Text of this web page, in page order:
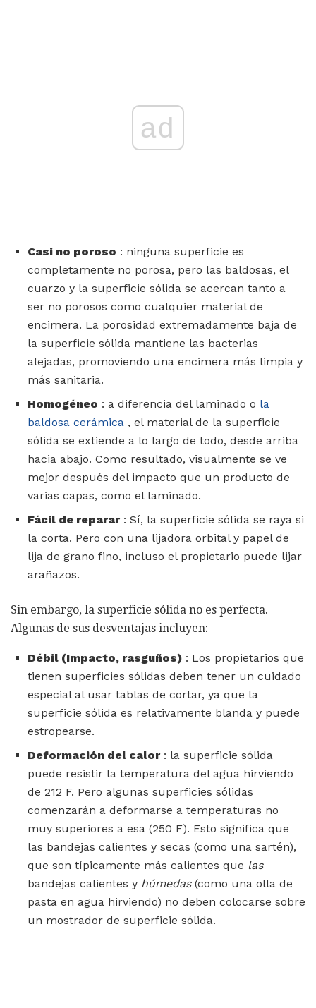
ad
Casi no poroso : ninguna superficie es
completamente no porosa, pero las baldosas, el
cuarzo y la superficie sólida se acercan tanto a
ser no porosos como cualquier material de
encimera. La porosidad extremadamente baja de
la superficie sólida mantiene las bacterias
alejadas, promoviendo una encimera más limpia y
más sanitaria.
Homogéneo : a diferencia del laminado o la
baldosa cerámica , el material de la superficie
sólida se extiende a lo largo de todo, desde arriba
hacia abajo. Como resultado, visualmente se ve
mejor después del impacto que un producto de
varias capas, como el laminado.
Fácil de reparar: Sí, la superficie sólida se raya si
la corta. Pero con una lijadora orbital y papel de
lija de grano fino, incluso el propietario puede lijar
arañazos.
Sin embargo, la superficie sólida no es perfecta.
Algunas de sus desventajas incluyen:
Débil (Impacto, rasguños) : Los propietarios que
tienen superficies sólidas deben tener un cuidado
especial al usar tablas de cortar, ya que la
superficie sólida es relativamente blanda y puede
estropearse.
Deformación del calor: la superficie sólida
puede resistir la temperatura del agua hirviendo
de 212 F. Pero algunas superficies sólidas
comenzarán a deformarse a temperaturas no
muy superiores a esa (250 F). Esto significa que
las bandejas calientes y secas (como una sartén),
que son típicamente más calientes que las
bandejas calientes y húmedas(como una olla de
pasta en agua hirviendo) no deben colocarse sobre
un mostrador de superficie sólida.